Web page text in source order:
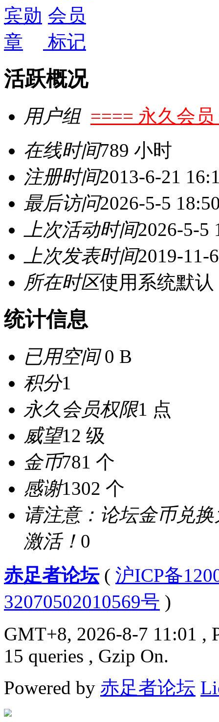
活跃概况
用户组 ==== 永久会员
在线时间789 小时
注册时间2013-6-21
最后访问2026-5-5
上次活动时间2026-5-5
上次发表时间2019-11-
所在时区使用系统默认
统计信息
已用空间0 B
积分1
永久会员权限1 点
威望12 级
金币781 个
感谢1302 个
请注意：论坛金币兑
激活！ 0
赤足者论坛( 沪ICP备
32070502010569号 )
GMT+8, 2026-8-7 11:01 ,
15 queries , Gzip On.
Powered by 赤足者论坛